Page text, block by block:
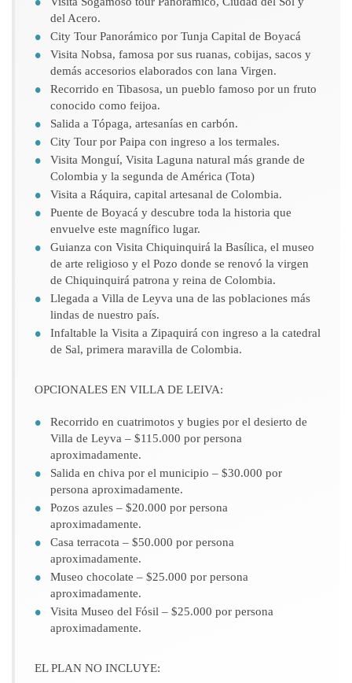
del Acero.
City Tour Panorámico por Tunja Capital de Boyacá
Visita Nobsa, famosa por sus ruanas, cobijas, sacos y
demás accesorios elaborados con lana Virgen.
Recorrido en Tibasosa, un pueblo famoso por un fruto
conocido como feijoa.
Salida a Tópaga, artesanías en carbón.
City Tour por Paipa con ingreso a los termales.
Visita Monguí, Visita Laguna natural más grande de
Colombia y la segunda de América (Tota)
Visita a Ráquira, capital artesanal de Colombia.
Puente de Boyacá y descubre toda la historia que
envuelve este magnífico lugar.
Guianza con Visita Chiquinquirá la Basílica, el museo
de arte religioso y el Pozo donde se renovó la virgen
de Chiquinquirá patrona y reina de Colombia.
Llegada a Villa de Leyva una de las poblaciones más
lindas de nuestro país.
Infaltable la Visita a Zipaquirá con ingreso a la catedral
de Sal, primera maravilla de Colombia.
OPCIONALES EN VILLA DE LEIVA:
Recorrido en cuatrimotos y bugies por el desierto de
Villa de Leyva – $115.000 por persona
aproximadamente.
Salida en chiva por el municipio – $30.000 por
persona aproximadamente.
Pozos azules – $20.000 por persona
aproximadamente.
Casa terracota – $50.000 por persona
aproximadamente.
Museo chocolate – $25.000 por persona
aproximadamente.
Visita Museo del Fósil – $25.000 por persona
aproximadamente.
EL PLAN NO INCLUYE: